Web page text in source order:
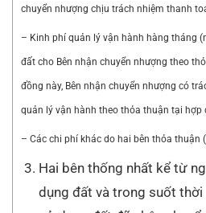
chuyển nhượng chịu trách nhiệm thanh
– Kinh phí quản lý vận hành hàng tháng
đất cho Bên nhận chuyển nhượng theo
đồng này, Bên nhận chuyển nhượng có
quản lý vận hành theo thỏa thuận tại hợp
– Các chi phí khác do hai bên thỏa
Hai bên thống nhất kể từ
dụng đất và trong suốt thời